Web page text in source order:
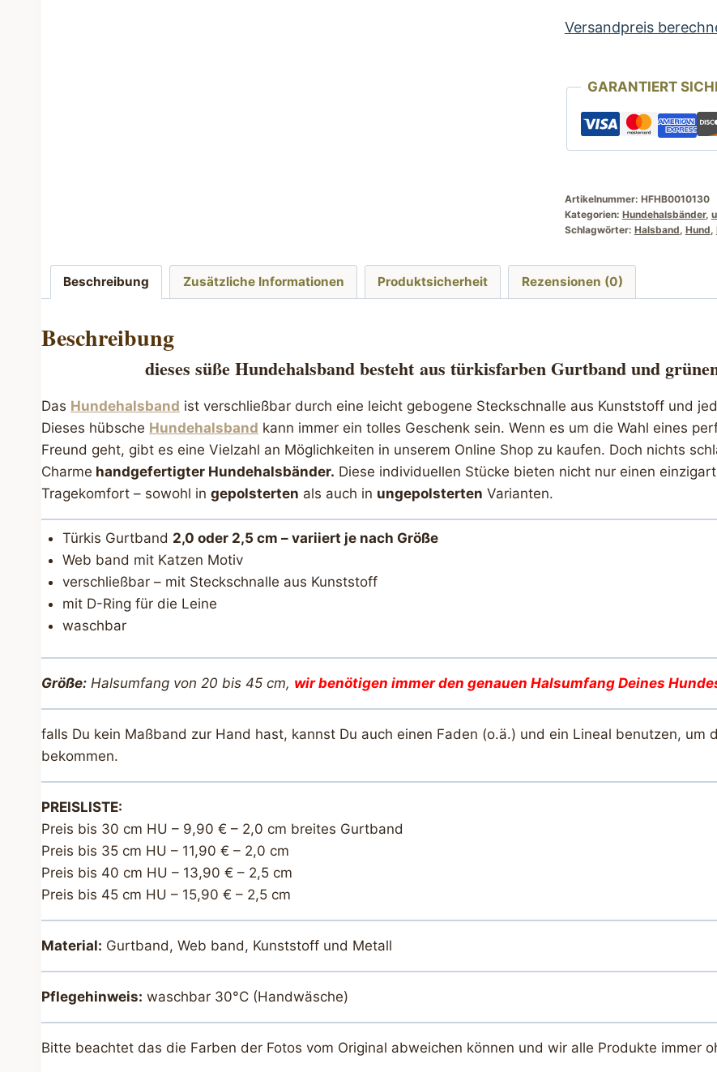
Hunde
45
cm
grün
Menge
Versandpreis
GARANTIERT
Artikelnummer: HFHB0010130
Kategorien: Hundehalsbänder,
Schlagwörter: Halsband, Hund,
Beschreibung Zusätzliche Informationen Produktsicherheit Rezensionen (0)
Beschreibung
dieses süßeHundehalsband besteht aus türkisfarben Gurtband und
Das Hundehalsband ist verschließbar durch eine leicht gebogene Steckschnalle aus Kunststoff und
Dieses hübsche Hundehalsband kann immer ein tolles Geschenk sein. Wenn es um die Wahl eines
Freund geht, gibt es eine Vielzahl an Möglichkeiten in unserem Online Shop zu kaufen. Doch nichts
Charme handgefertigter Hundehalsbänder. Diese individuellen Stücke bieten nicht nur einen
Tragekomfort – sowohl ingepolsterten als auch in ungepolsterten Varianten.
Türkis Gurtband 2,0 oder 2,5 cm – variiert je nach Größe
Web band mit Katzen Motiv
verschließbar – mit Steckschnalle aus Kunststoff
mit D-Ring für die Leine
waschbar
Größe: Halsumfang von 20 bis 45 cm, wir benötigen immer den genauen Halsumfang Deines Hunde
falls Du kein Maßband zur Hand hast, kannst Du auch einen Faden (o.ä.) und ein Lineal benutzen, um
bekommen.
PREISLISTE:
Preis bis 30 cm HU – 9,90 € – 2,0 cm breites Gurtband
Preis bis 35 cm HU – 11,90 € – 2,0 cm
Preis bis 40 cm HU – 13,90 € – 2,5 cm
Preis bis 45 cm HU – 15,90 € – 2,5 cm
Material: Gurtband, Web band, Kunststoff und Metall
Pflegehinweis: waschbar 30°C (Handwäsche)
Bitte beachtet das die Farben der Fotos vom Original abweichen können und wir alle Produkte immer